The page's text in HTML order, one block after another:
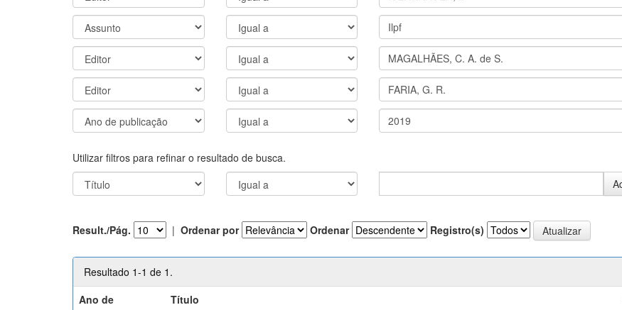
Utilizar filtros para refinar o resultado de busca.
Result./Pág. | Ordenar por Ordenar Registro(s)
Resultado 1-1 de 1.
Ano de
Título